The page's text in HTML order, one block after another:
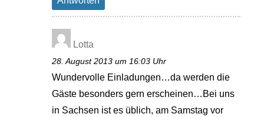
Lotta
28. August 2013 um 16:03 Uhr
Wundervolle Einladungen…da werden die
Gäste besonders gern erscheinen…Bei uns
in Sachsen ist es üblich, am Samstag vor